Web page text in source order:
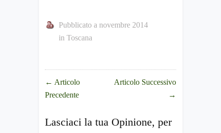
Pubblicato a novembre 2014
in Toscana
← Articolo
Precedente
Articolo Successivo
→
Lasciaci la tua Opinione, per